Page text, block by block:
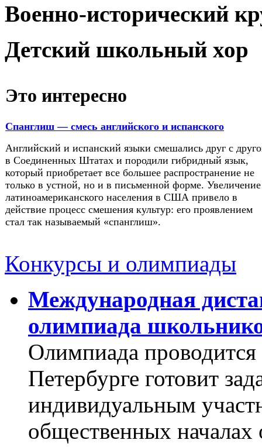
Военно-исторический
Детский школьный хор
Это интересно
Спанглиш — смесь английского и испанского
Английский и испанский языки смешались друг с
в Соединенных Штатах и породили гибридный язык,
который приобретает все большее распространение не
только в устной, но и в письменной форме. Увеличение
латиноамериканского населения в США привело в
действие процесс смешения культур: его проявлением
стал так называемый «спанглиш».
Конкурсы и олимпиады
Международная
олимпиада
Олимпиада
Петербурге готовит
индивидуальным
общественных